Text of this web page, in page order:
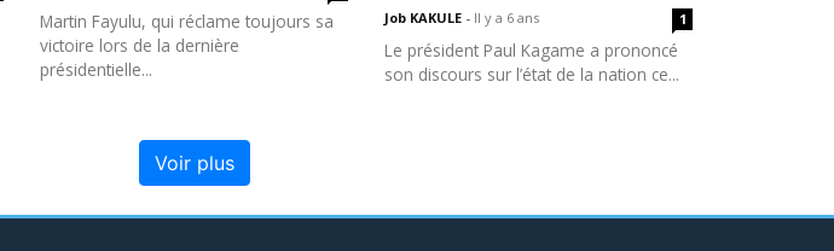
Martin Fayulu, qui réclame toujours sa
victoire lors de la dernière
présidentielle...
Job KAKULE - Il y a 6 ans 1
Le président Paul Kagame a prononcé
son discours sur l’état de la nation ce...
Voir plus